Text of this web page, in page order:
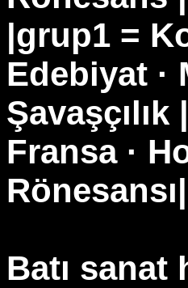
|grup1 =
Edebiyat ·
Fransa ·
Batı sanat